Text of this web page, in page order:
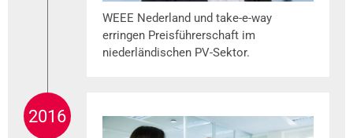
WEEE Nederland und take-e-way
erringen Preisführerschaft im
niederländischen PV-Sektor.
2016